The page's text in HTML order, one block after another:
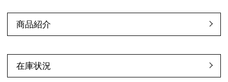
商品紹介
在庫状況